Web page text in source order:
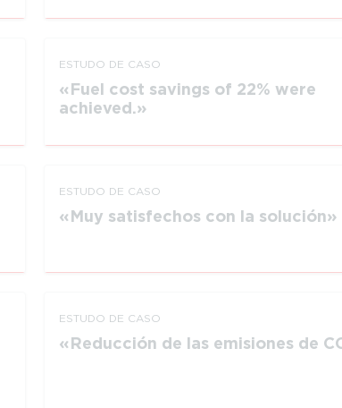
ESTUDO DE CASO
Fuel cost savings of 22% were
achieved.
ESTUDO DE CASO
Muy satisfechos con la solución
ESTUDO DE CASO
Reducción de las emisiones de